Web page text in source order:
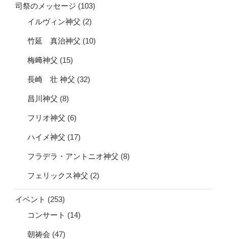
司祭のメッセージ (103)
イルヴィン神父 (2)
竹延 真治神父 (10)
梅﨑神父 (15)
長崎 壮 神父 (32)
昌川神父 (8)
フリオ神父 (6)
ハイメ神父 (17)
フラデラ・アントニオ神父 (8)
フェリックス神父 (2)
イベント (253)
コンサート (14)
朝祷会 (47)